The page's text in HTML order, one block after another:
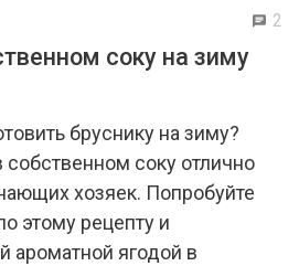
2
соку на зиму
бруснику на зиму?
соку отлично
хозяек. Попробуйте
этому рецепту и
ароматной ягодой в